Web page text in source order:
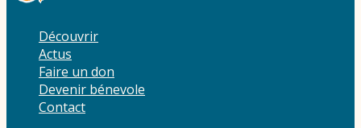
Découvrir
Actus
Faire un don
Devenir bénevole
Contact